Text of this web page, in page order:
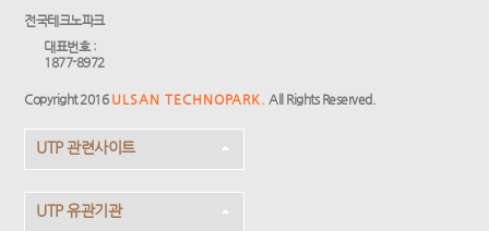
전국테크노파크
대표번호 :
1877-8972
Copyright 2016 ULSAN TECHNOPARK. All Rights Reserved.
UTP 관련사이트
UTP 유관기관